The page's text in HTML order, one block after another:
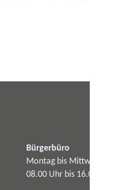
Bürgerbüro
Montag bis Mittwoch
08.00 Uhr bis 16.00 Uhr